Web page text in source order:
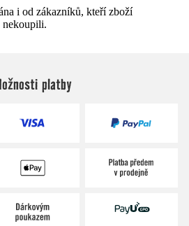
i od zákazníků, kteří zboží
nekoupili.
platby